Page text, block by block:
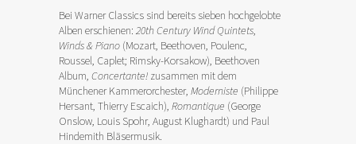
Bei Warner Classics sind bereits sieben hochgelobte
Alben erschienen: 20th Century Wind Quintets,
Winds & Piano (Mozart, Beethoven, Poulenc,
Roussel, Caplet; Rimsky-Korsakow), Beethoven
Album, Concertante! zusammen mit dem
Münchener Kammerorchester, Moderniste (Philippe
Hersant, Thierry Escaich), Romantique (George
Onslow, Louis Spohr, August Klughardt) und Paul
Hindemith Bläsermusik.